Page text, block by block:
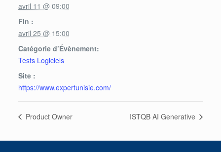
avril 11 @ 09:00
Fin :
avril 25 @ 15:00
Catégorie d’Évènement:
Tests Logiciels
Site :
https://www.expertunisie.com/
Product Owner ISTQB AI Generative